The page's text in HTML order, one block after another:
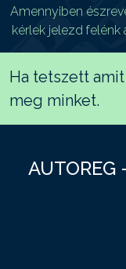
Amennyiben
kérlek jelezd
Ha tetszett
meg minket.